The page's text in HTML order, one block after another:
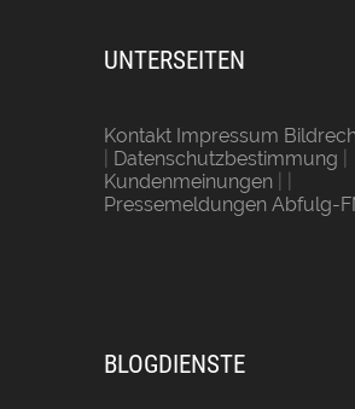
UNTERSEITEN
Kontakt Impressum
Datenschutzbestimmung
Kundenmeinungen
Pressemeldungen Abfulg-
BLOGDIENSTE